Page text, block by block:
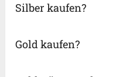
Silber kaufen?
Gold kaufen?